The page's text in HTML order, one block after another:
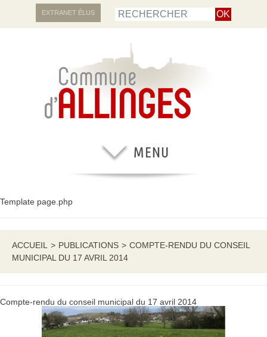
EXTRANET ÉLUS
Template page.php
ACCUEIL > PUBLICATIONS > COMPTE-RENDU DU CONSEIL
MUNICIPAL DU 17 AVRIL 2014
Compte-rendu du conseil municipal du 17 avril 2014